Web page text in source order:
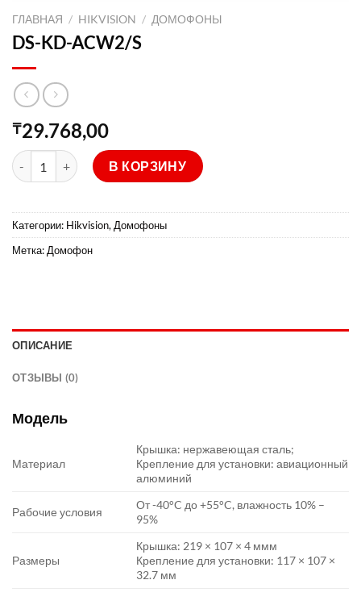
ГЛАВНАЯ / HIKVISION / ДОМОФОНЫ
DS-KD-ACW2/S
₸29.768,00
Количество товара DS-KD-ACW2/S
В КОРЗИНУ
Категории: Hikvision, Домофоны
Метка: Домофон
ОПИСАНИЕ
ОТЗЫВЫ (0)
Модель
Материал
Крышка: нержавеющая сталь;
Крепление для установки: авиационный
алюминий
Рабочие условия
От -40°C до +55°C, влажность 10% –
95%
Размеры
Крышка: 219 × 107 × 4 ммм
Крепление для установки: 117 × 107 ×
32.7 мм